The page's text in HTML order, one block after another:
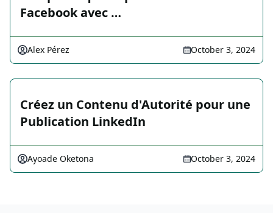
Facebook avec …
Alex Pérez October 3, 2024
Créez un Contenu d'Autorité pour une
Publication LinkedIn
Ayoade Oketona October 3, 2024